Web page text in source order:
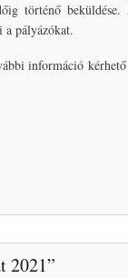
történő
a pályázókat.
információ
2021”